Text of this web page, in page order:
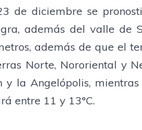
de diciembre se
además del valle de
además de que el
Norte, Nororiental y
y la Angelópolis,
entre 11 y 13°C.